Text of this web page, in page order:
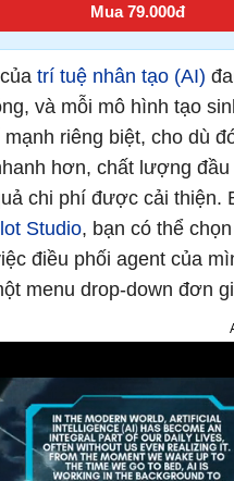
Mua 79.000đ
trí tuệ nhân tạo (AI)
và mỗi mô hình tạo
riêng biệt, cho dù
hơn, chất lượng
chi phí được cải thiện.
Studio, bạn có thể
điều phối agent của
menu drop-down đơn